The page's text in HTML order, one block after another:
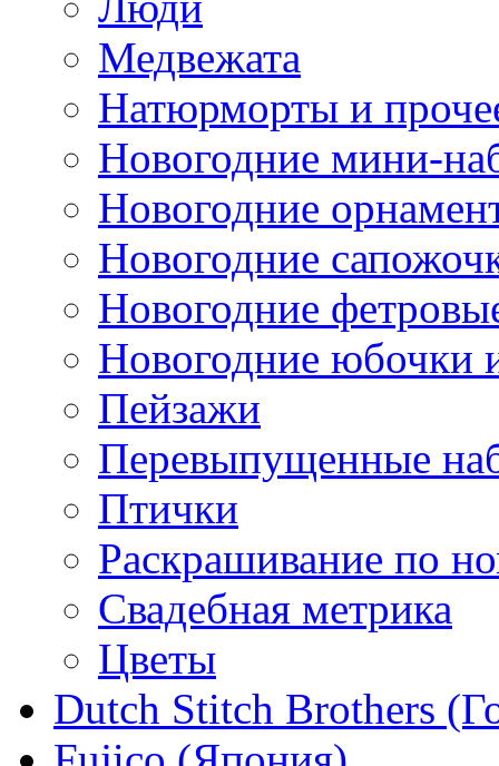
Медвежата
Натюрморты и
Новогодние мини-
Новогодние
Новогодние
Новогодние
Новогодние юбочки
Пейзажи
Перевыпущенные
Птички
Раскрашивание по
Свадебная метрика
Цветы
Dutch Stitch Brothers